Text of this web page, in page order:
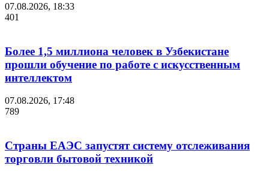
07.08.2026, 18:33
401
Более 1,5 миллиона человек в Узбекистане
прошли обучение по работе с искусственным
интеллектом
07.08.2026, 17:48
789
Страны ЕАЭС запустят систему отслеживания
торговли бытовой техникой